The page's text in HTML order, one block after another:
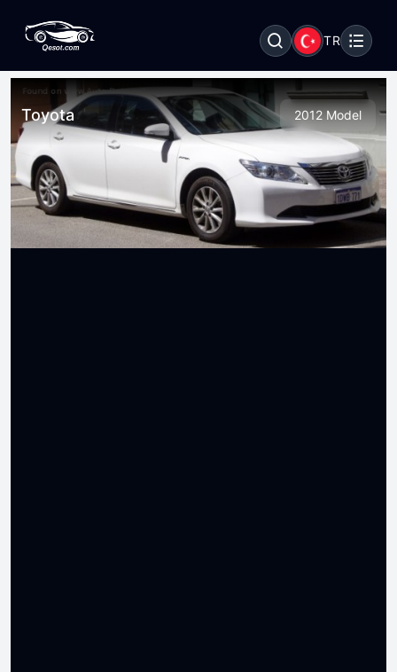
TR
Toyota 2012 Model